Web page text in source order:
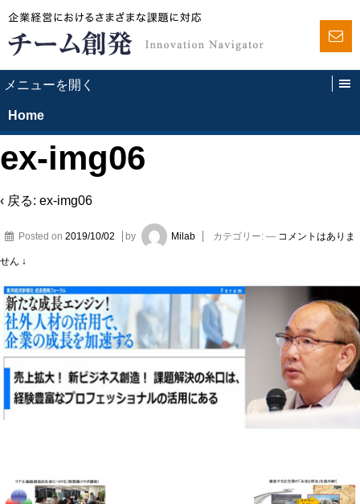
Home
ex-img06
‹ 戻る: ex-img06
Posted on 2019/10/02 by Milab カテゴリー: — コメントはありま
せん ↓